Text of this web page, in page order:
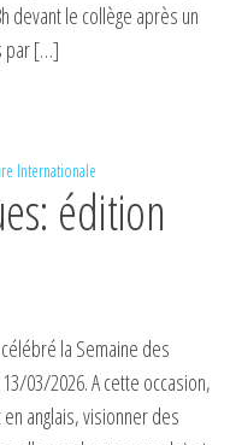
devant le collège après un
par […]
Internationale
édition
la Semaine des
03/2026. A cette occasion,
anglais, visionner des